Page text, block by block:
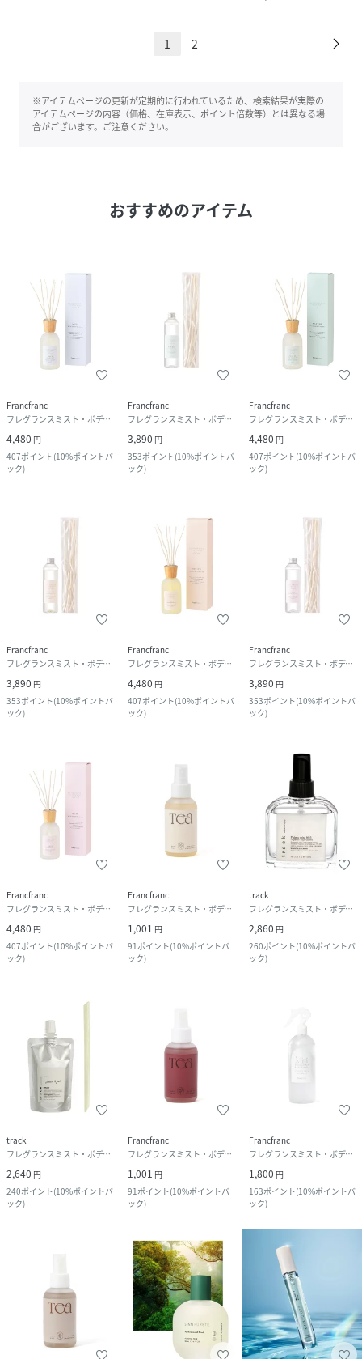
1 2
※アイテムページの更新が定期的に行われているため、検索結果が実際の
アイテムページの内容（価格、在庫表示、ポイント倍数等）とは異なる場
合がございます。ご注意ください。
おすすめのアイテム
Francfranc
フレグランスミスト・ボディミスト
4,480 円
407ポイント(10%ポイントバ
ック)
Francfranc
フレグランスミスト・ボディミスト
3,890 円
353ポイント(10%ポイントバ
ック)
Francfranc
フレグランスミスト・ボディミスト
4,480 円
407ポイント(10%ポイントバ
ック)
Francfranc
フレグランスミスト・ボディミスト
3,890 円
353ポイント(10%ポイントバ
ック)
Francfranc
フレグランスミスト・ボディミスト
4,480 円
407ポイント(10%ポイントバ
ック)
Francfranc
フレグランスミスト・ボディミスト
3,890 円
353ポイント(10%ポイントバ
ック)
Francfranc
フレグランスミスト・ボディミスト
4,480 円
407ポイント(10%ポイントバ
ック)
Francfranc
フレグランスミスト・ボディミスト
1,001 円
91ポイント(10%ポイントバ
ック)
track
フレグランスミスト・ボディミスト
2,860 円
260ポイント(10%ポイントバ
ック)
track
フレグランスミスト・ボディミスト
2,640 円
240ポイント(10%ポイントバ
ック)
Francfranc
フレグランスミスト・ボディミスト
1,001 円
91ポイント(10%ポイントバ
ック)
Francfranc
フレグランスミスト・ボディミスト
1,800 円
163ポイント(10%ポイントバ
ック)